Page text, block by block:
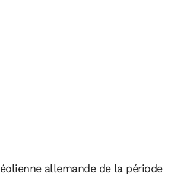
allemande de la période